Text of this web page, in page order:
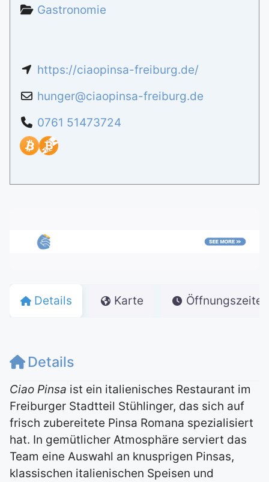
Gastronomie
https://ciaopinsa-freiburg.de/
hunger@ciaopinsa-freiburg.de
0761 51473724
Details Karte Öffnungszeiten
Details
Ciao Pinsa ist ein italienisches Restaurant im
Freiburger Stadtteil Stühlinger, das sich auf
frisch zubereitete Pinsa Romana spezialisiert
hat. In gemütlicher Atmosphäre serviert das
Team eine Auswahl an knusprigen Pinsas,
klassischen italienischen Speisen und